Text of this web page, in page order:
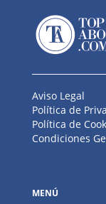
Aviso Legal
Política de
Política de
Condiciones
MENÚ